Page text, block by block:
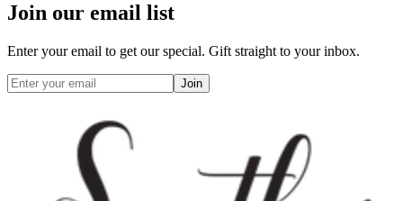
Join our email list
Enter your email to get our special. Gift straight to your inbox.
Join